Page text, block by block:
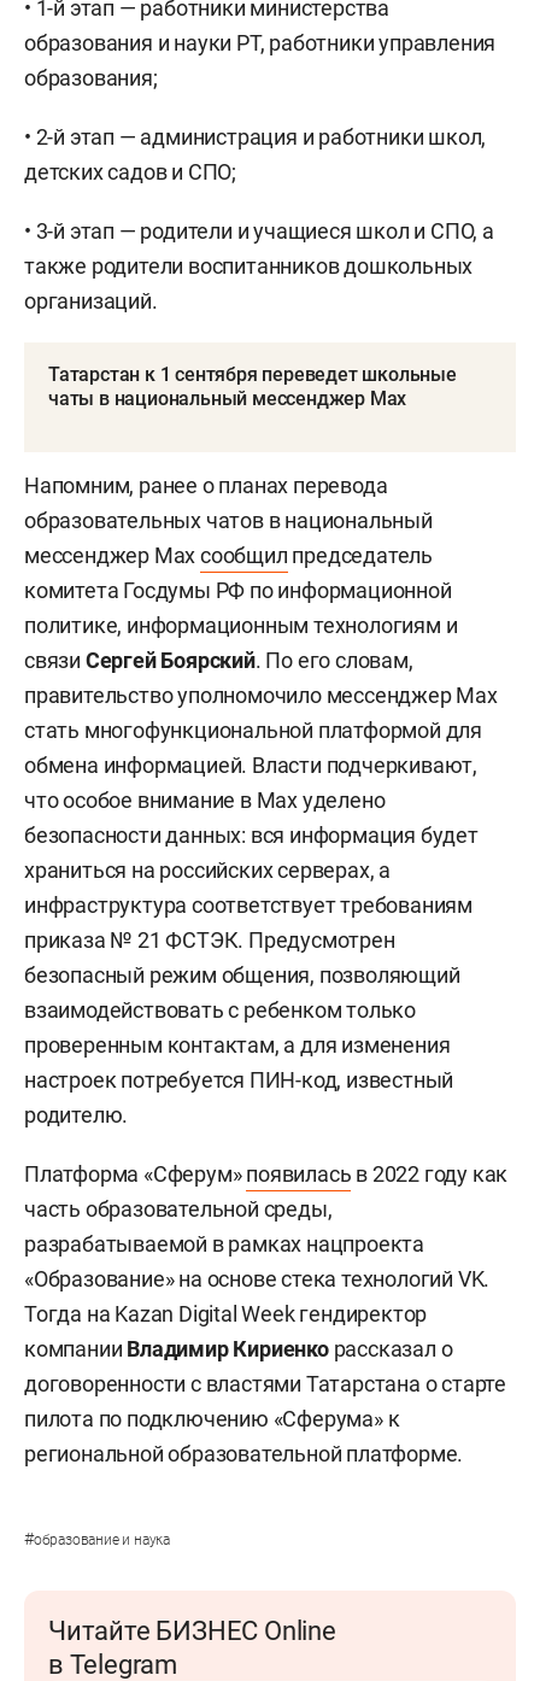
• 1-й этап — работники министерства
образования и науки РТ, работники управления
образования;
• 2-й этап — администрация и работники школ,
детских садов и СПО;
• 3-й этап — родители и учащиеся школ и СПО, а
также родители воспитанников дошкольных
организаций.
Татарстан к 1 сентября переведет школьные
чаты в национальный мессенджер Max
Напомним, ранее о планах перевода
образовательных чатов в национальный
мессенджер Maxсообщил председатель
комитета Госдумы РФ по информационной
политике, информационным технологиям и
связи Сергей Боярский. По его словам,
правительство уполномочило мессенджер Max
стать многофункциональной платформой для
обмена информацией. Власти подчеркивают,
что особое внимание в Max уделено
безопасности данных: вся информация будет
храниться на российских серверах, а
инфраструктура соответствует требованиям
приказа № 21 ФСТЭК. Предусмотрен
безопасный режим общения, позволяющий
взаимодействовать с ребенком только
проверенным контактам, а для изменения
настроек потребуется ПИН-код, известный
родителю.
Платформа «Сферум»появилась в 2022 году как
часть образовательной среды,
разрабатываемой в рамках нацпроекта
«Образование» на основе стека технологий VK.
Тогда на Kazan Digital Week гендиректор
компании Владимир Кириенко рассказал о
договоренности с властями Татарстана о старте
пилота по подключению «Сферума» к
региональной образовательной платформе.
#образование и наука
Читайте БИЗНЕС Online
в Telegram